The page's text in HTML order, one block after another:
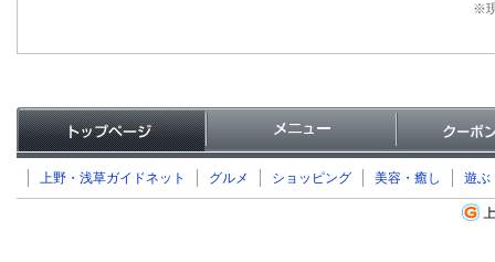
※
上野・浅草ガイドネット グルメ ショッピング 美容・癒し 遊ぶ